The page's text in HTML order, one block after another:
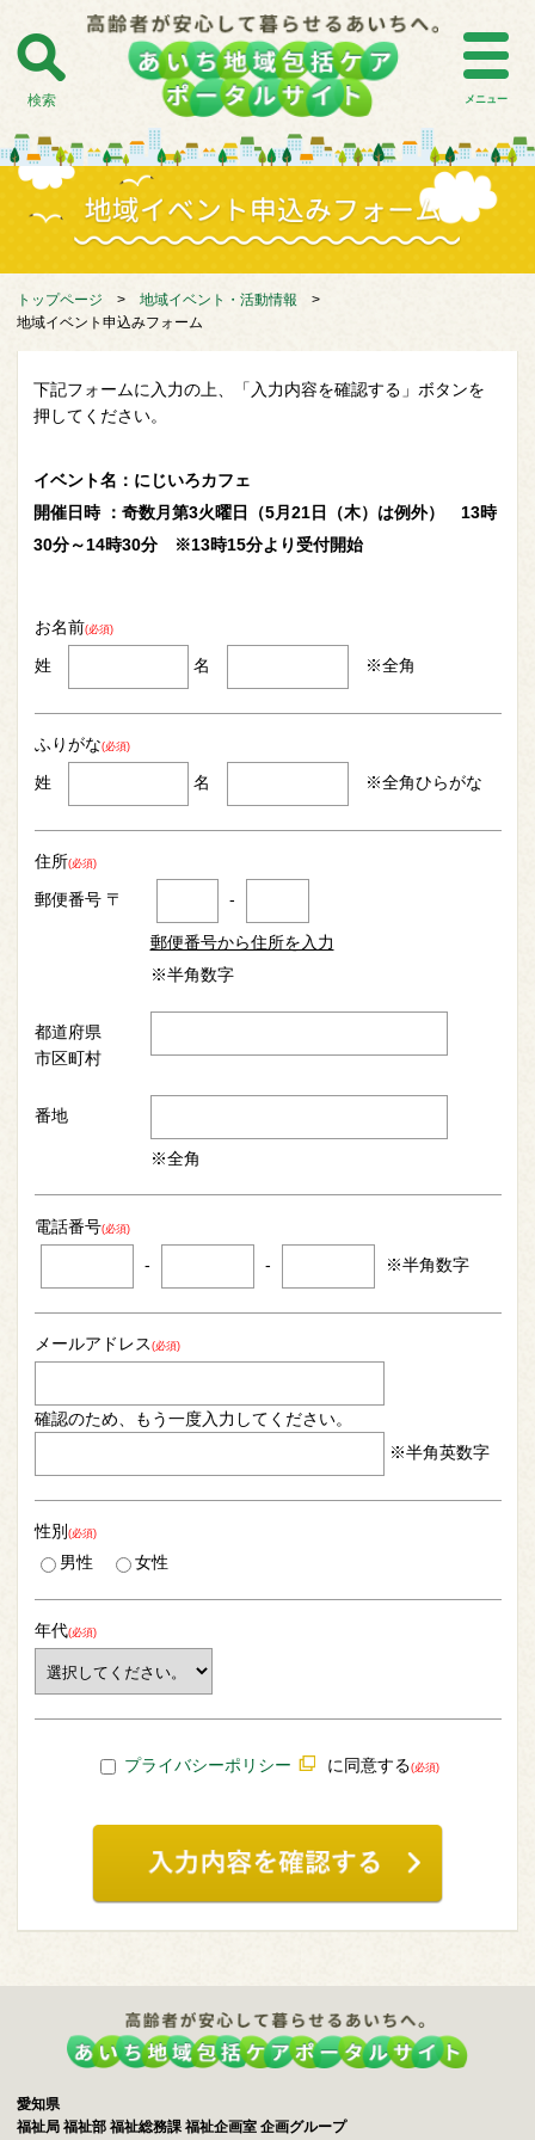
検索 メニュー
トップページ > 地域イベント・活動情報 >
地域イベント申込みフォーム
下記フォームに入力の上、「入力内容を確認する」ボタンを
押してください。
イベント名：にじいろカフェ
開催日時 ：奇数月第3火曜日（5月21日（木）は例外） 13時
30分～14時30分 ※13時15分より受付開始
お名前(必須)
姓 名 ※全角
ふりがな(必須)
姓 名 ※全角ひらがな
住所(必須)
郵便番号 〒 -
郵便番号から住所を入力
※半角数字
都道府県
市区町村
番地
※全角
電話番号(必須)
- - ※半角数字
メールアドレス (必須)
確認のため、もう一度入力してください。
※半角英数字
性別 (必須)
男性 女性
年代(必須)
プライバシーポリシー に同意する(必須)
愛知県
福祉局 福祉部 福祉総務課 福祉企画室 企画グループ